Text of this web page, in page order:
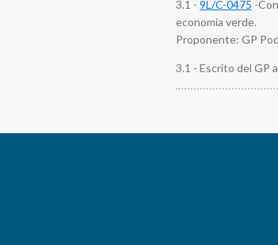
3.1 - 9L/C-0475 -
economía verde.
Proponente: GP
3.1 - Escrito del GP